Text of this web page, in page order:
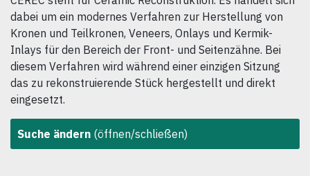
dabei um ein modernes Verfahren zur Herstellung von
Kronen und Teilkronen, Veneers, Onlays und Kermik-
Inlays für den Bereich der Front- und Seitenzähne. Bei
diesem Verfahren wird während einer einzigen Sitzung
das zu rekonstruierende Stück hergestellt und direkt
eingesetzt.
Suche ändern (öffnen/schließen)